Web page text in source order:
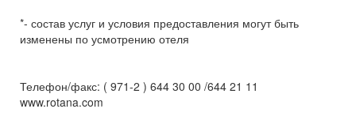
*- состав услуг и условия предоставления могут быть
изменены по усмотрению отеля
Телефон/факс: ( 971-2 ) 644 30 00 /644 21 11
www.rotana.com